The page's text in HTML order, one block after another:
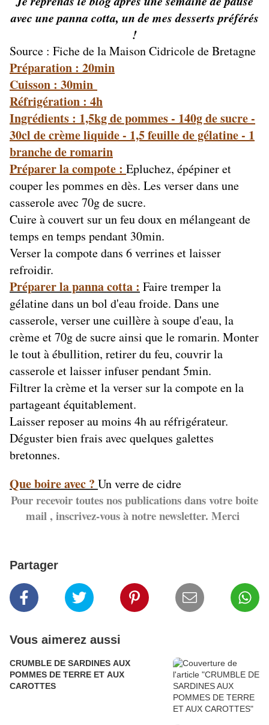
avec une panna cotta, un de mes desserts préférés
!
Source : Fiche de la Maison Cidricole de Bretagne
Préparation : 20min
Cuisson : 30min
Réfrigération : 4h
Ingrédients : 1,5kg de pommes - 140g de sucre -
30cl de crème liquide - 1,5 feuille de gélatine - 1
branche de romarin
Préparer la compote : Epluchez, épépiner et
couper les pommes en dès. Les verser dans une
casserole avec 70g de sucre.
Cuire à couvert sur un feu doux en mélangeant de
temps en temps pendant 30min.
Verser la compote dans 6 verrines et laisser
refroidir.
Préparer la panna cotta : Faire tremper la
gélatine dans un bol d'eau froide. Dans une
casserole, verser une cuillère à soupe d'eau, la
crème et 70g de sucre ainsi que le romarin. Monter
le tout à ébullition, retirer du feu, couvrir la
casserole et laisser infuser pendant 5min.
Filtrer la crème et la verser sur la compote en la
partageant équitablement.
Laisser reposer au moins 4h au réfrigérateur.
Déguster bien frais avec quelques galettes
bretonnes.
Que boire avec ? Un verre de cidre
Pour recevoir toutes nos publications dans votre boite
mail , inscrivez-vous à notre newsletter. Merci
Partager
Vous aimerez aussi
CRUMBLE DE SARDINES AUX
POMMES DE TERRE ET AUX
CAROTTES